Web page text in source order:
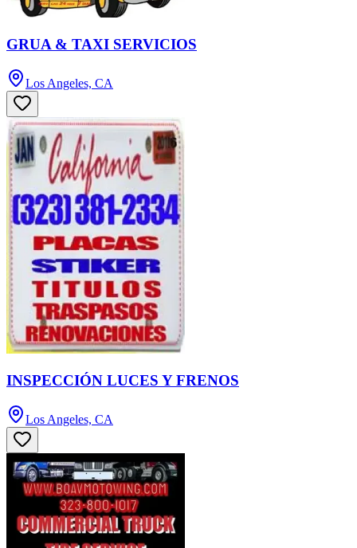
GRUA & TAXI SERVICIOS
Los Angeles, CA
INSPECCIÓN LUCES Y FRENOS
Los Angeles, CA